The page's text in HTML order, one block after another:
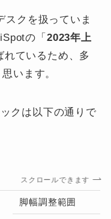
スクを扱っていま
の「 2023年上
れているため、多
います。
クは以下の通りで
スクロールできます
脚幅調整範囲